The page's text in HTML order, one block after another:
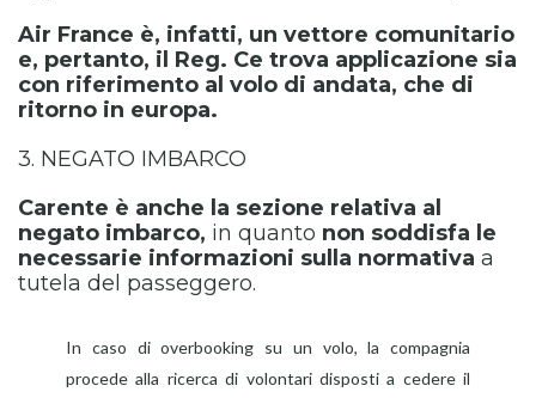
Air France è, infatti, un vettore comunitario
e, pertanto, il Reg. Ce trova applicazione sia
con riferimento al volo di andata, che di
ritorno in europa.
3. NEGATO IMBARCO
Carente è anche la sezione relativa al
negato imbarco, in quanto non soddisfa le
necessarie informazioni sulla normativa a
tutela del passeggero.
In caso di overbooking su un volo, la compagnia
procede alla ricerca di volontari disposti a cedere il